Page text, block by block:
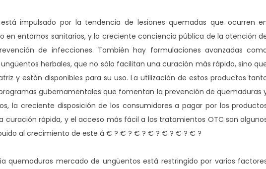
impulsado por la tendencia de lesiones quemadas que ocurren
en entornos sanitarios, y la creciente conciencia pública de la atención
de infecciones. También hay formulaciones avanzadas
herbales, que no sólo facilitan una curación más rápida, sino
y están disponibles para su uso. La utilización de estos productos
gubernamentales que fomentan la prevención de quemaduras
la creciente disposición de los consumidores a pagar por los
curación rápida, y el acceso más fácil a los tratamientos OTC son
al crecimiento de este â € ? € ? € ? € ? € ? € ? € ?
quemaduras mercado de ungüentos está restringido por varios